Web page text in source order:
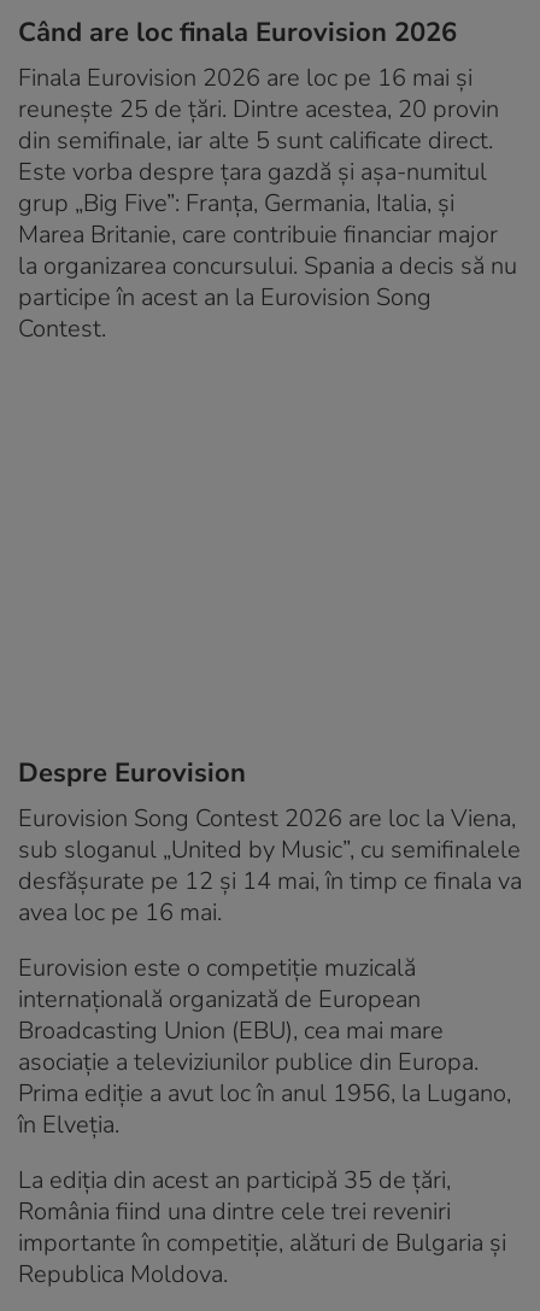
Când are loc finala Eurovision 2026
Finala Eurovision 2026 are loc pe 16 mai și
reunește 25 de țări. Dintre acestea, 20 provin
din semifinale, iar alte 5 sunt calificate direct.
Este vorba despre țara gazdă și așa-numitul
grup „Big Five”: Franța, Germania, Italia, și
Marea Britanie, care contribuie financiar major
la organizarea concursului. Spania a decis să nu
participe în acest an la Eurovision Song
Contest.
Despre Eurovision
Eurovision Song Contest 2026 are loc la Viena,
sub sloganul „United by Music”, cu semifinalele
desfășurate pe 12 și 14 mai, în timp ce finala va
avea loc pe 16 mai.
Eurovision este o competiție muzicală
internațională organizată de European
Broadcasting Union (EBU), cea mai mare
asociație a televiziunilor publice din Europa.
Prima ediție a avut loc în anul 1956, la Lugano,
în Elveția.
La ediția din acest an participă 35 de țări,
România fiind una dintre cele trei reveniri
importante în competiție, alături de Bulgaria și
Republica Moldova.